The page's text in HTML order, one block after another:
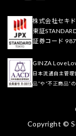
株式会社セキ
東証
証券コード
GINZA
日本流通自主管
品”や“不正商品”
Copyright ©